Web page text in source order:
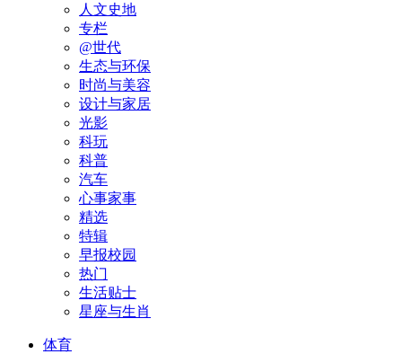
人文史地
专栏
@世代
生态与环保
时尚与美容
设计与家居
光影
科玩
科普
汽车
心事家事
精选
特辑
早报校园
热门
生活贴士
星座与生肖
体育